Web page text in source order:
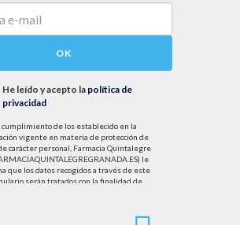
OK
He leído y acepto la política de
privacidad
cumplimiento de los establecido en la
vigente en materia de protección de
carácter personal, Farmacia Quintalegre
le
que los datos recogidos a través de este
serán tratados con la finalidad de
de sus datos personales se basará